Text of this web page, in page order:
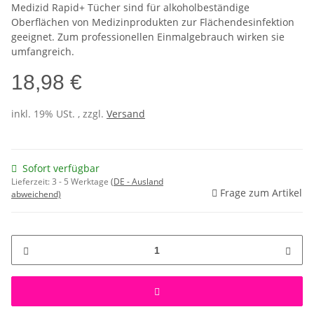
Medizid Rapid+ Tücher sind für alkoholbeständige
Oberflächen von Medizinprodukten zur Flächendesinfektion
geeignet. Zum professionellen Einmalgebrauch wirken sie
umfangreich.
18,98 €
inkl. 19% USt. , zzgl. Versand
Sofort verfügbar
Lieferzeit:3 - 5 Werktage (DE - Ausland
abweichend)
Frage zum Artikel